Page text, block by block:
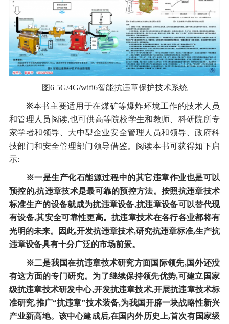
图6 5G/4G/wifi6智能抗违章保护技术系统
※本书主要适用于在煤矿等爆炸环境工作的技术人员
和管理人员阅读,也可供高等院校学生和教师、科研院所专
家学者和领导、大中型企业安全管理人员和领导、政府科
技部门和安全管理部门领导借鉴。阅读本书可获得如下启
示:
※一是生产化石能源过程中的其它违章作业也是可以
预控的,抗违章技术是最可靠的预控方法。按照抗违章技术
标准生产的设备就成为抗违章设备,抗违章设备可以替代现
有设备,其安全可靠性更高。抗违章技术在各行各业都将有
光明的未来。因此,开发抗违章技术,研究抗违章标准,生产抗
违章设备具有十分广泛的市场前景。
※二是我国在抗违章技术研究方面国际领先,国外还没
有这方面的专门研究。为了继续保持领先优势,可建立国家
级抗违章技术研发中心,开发抗违章技术,开展抗违章技术标
准研究,推广“抗违章”技术装备,为我国开辟一块战略性新兴
产业新高地。该中心建成后,在国内外历史上,首次有国家级